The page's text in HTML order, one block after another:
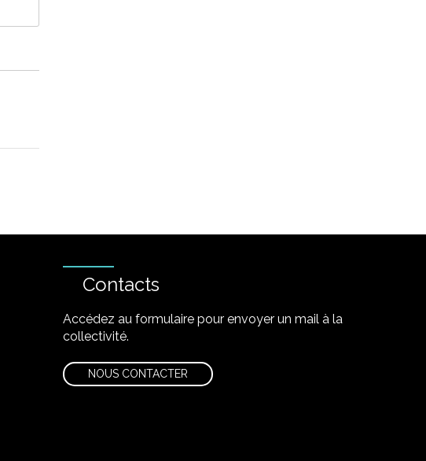
Contacts
Accédez au formulaire pour envoyer un mail à la
collectivité.
NOUS CONTACTER